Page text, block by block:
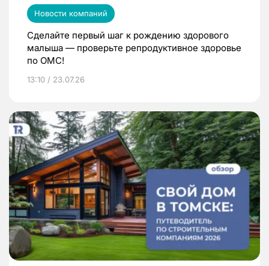
Новости компаний
Сделайте первый шаг к рождению здорового
малыша — проверьте репродуктивное здоровье
по ОМС!
13:10 / 23.07.26